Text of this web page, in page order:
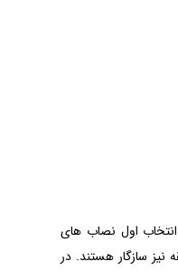
اول نصاب های
نیز سازگار هستند. در